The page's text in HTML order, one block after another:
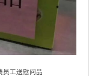
员工送慰问品